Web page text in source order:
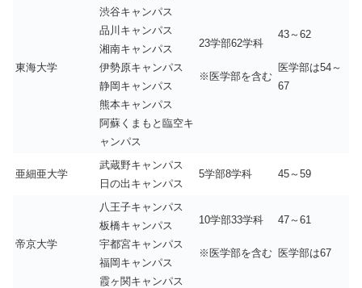
東海大学
渋谷キャンパス
品川キャンパス
湘南キャンパス
伊勢原キャンパス
静岡キャンパス
熊本キャンパス
阿蘇くまもと臨空キ
ャンパス
23学部62学科
※医学部を含む
43～62
医学部は54～
67
亜細亜大学
武蔵野キャンパス
日の出キャンパス
5学部8学科 45～59
帝京大学
八王子キャンパス
板橋キャンパス
宇都宮キャンパス
福岡キャンパス
霞ヶ関キャンパス
10学部33学科
※医学部を含む
47～61
医学部は67